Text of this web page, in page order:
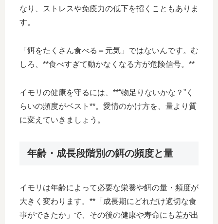
なり、ストレスや免疫力の低下を招くこともありま
す。
「餌をたくさん食べる＝元気」ではないんです。む
しろ、**食べすぎて動かなくなる方が危険信号。**
イモリの健康を守るには、**“物足りないかな？”く
らいの頻度がベスト**。愛情のかけ方を、量より質
に変えていきましょう。
年齢・成長段階別の餌の頻度と量
イモリは年齢によって必要な栄養や餌の量・頻度が
大きく変わります。**「成長期にどれだけ適切な食
事ができたか」で、その後の健康や寿命にも差が出